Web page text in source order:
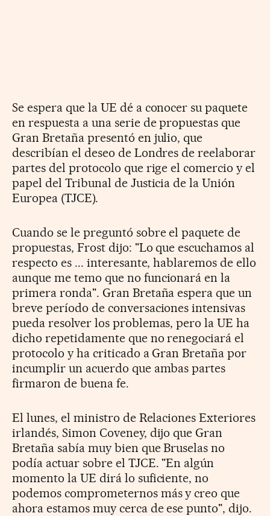
Se espera que la UE dé a conocer su paquete
en respuesta a una serie de propuestas que
Gran Bretaña presentó en julio, que
describían el deseo de Londres de reelaborar
partes del protocolo que rige el comercio y el
papel del Tribunal de Justicia de la Unión
Europea (TJCE).
Cuando se le preguntó sobre el paquete de
propuestas, Frost dijo: "Lo que escuchamos al
respecto es ... interesante, hablaremos de ello
aunque me temo que no funcionará en la
primera ronda". Gran Bretaña espera que un
breve período de conversaciones intensivas
pueda resolver los problemas, pero la UE ha
dicho repetidamente que no renegociará el
protocolo y ha criticado a Gran Bretaña por
incumplir un acuerdo que ambas partes
firmaron de buena fe.
El lunes, el ministro de Relaciones Exteriores
irlandés, Simon Coveney, dijo que Gran
Bretaña sabía muy bien que Bruselas no
podía actuar sobre el TJCE. "En algún
momento la UE dirá lo suficiente, no
podemos comprometernos más y creo que
ahora estamos muy cerca de ese punto", dijo.